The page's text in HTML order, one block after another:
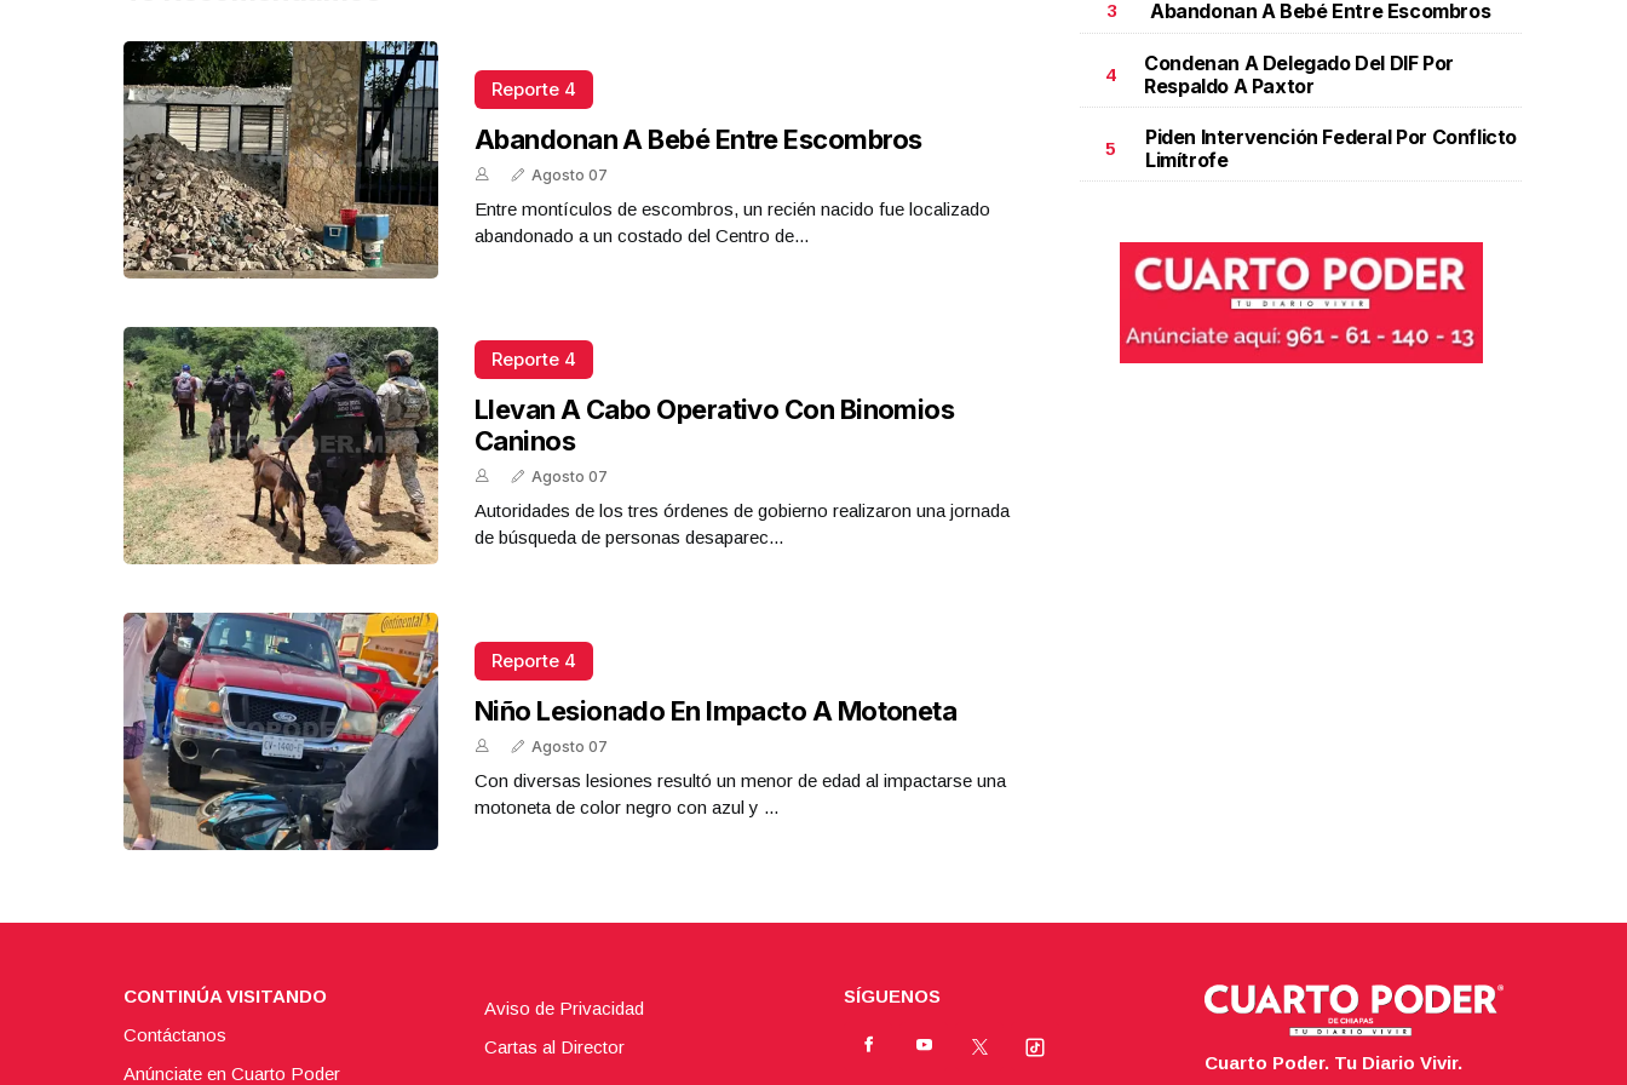
Reporte 4
Abandonan A Bebé Entre Escombros
Agosto 07
Entre montículos de escombros, un recién nacido fue localizado
abandonado a un costado del Centro de...
Reporte 4
Llevan A Cabo Operativo Con Binomios
Caninos
Agosto 07
Autoridades de los tres órdenes de gobierno realizaron una jornada
de búsqueda de personas desaparec...
Reporte 4
Niño Lesionado En Impacto A Motoneta
Agosto 07
Con diversas lesiones resultó un menor de edad al impactarse una
motoneta de color negro con azul y ...
3 Abandonan A Bebé Entre Escombros
4
Condenan A Delegado Del DIF Por
Respaldo A Paxtor
5
Piden Intervención Federal Por Conflicto
Limítrofe
CONTINÚA VISITANDO
Contáctanos
Anúnciate en Cuarto Poder
Aviso de Privacidad
Cartas al Director
SÍGUENOS
Cuarto Poder. Tu Diario Vivir.